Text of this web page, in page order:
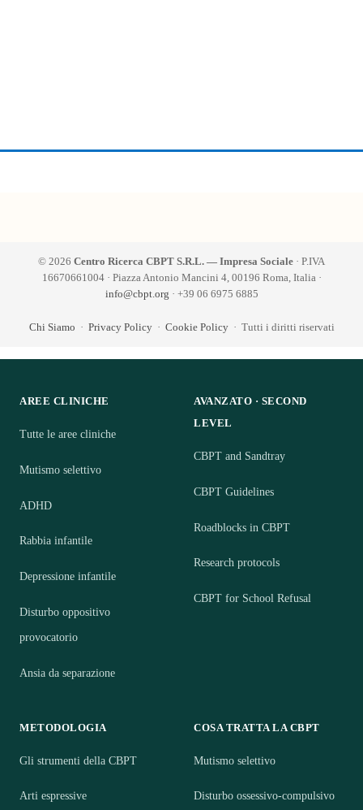
© 2026 Centro Ricerca CBPT S.R.L. — Impresa Sociale · P.IVA
16670661004 · Piazza Antonio Mancini 4, 00196 Roma, Italia ·
info@cbpt.org · +39 06 6975 6885
Chi Siamo · Privacy Policy· Cookie Policy· Tutti i diritti riservati
AREE CLINICHE
Tutte le aree cliniche
Mutismo selettivo
ADHD
Rabbia infantile
Depressione infantile
Disturbo oppositivo
provocatorio
Ansia da separazione
AVANZATO · SECOND
LEVEL
CBPT and Sandtray
CBPT Guidelines
Roadblocks in CBPT
Research protocols
CBPT for School Refusal
METODOLOGIA
Gli strumenti della CBPT
Arti espressive
COSA TRATTA LA CBPT
Mutismo selettivo
Disturbo ossessivo-compulsivo